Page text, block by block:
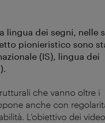
lingua dei segni, nelle
pionieristico sono
(IS), lingua dei
che vanno oltre i
anche con
L'obiettivo dei